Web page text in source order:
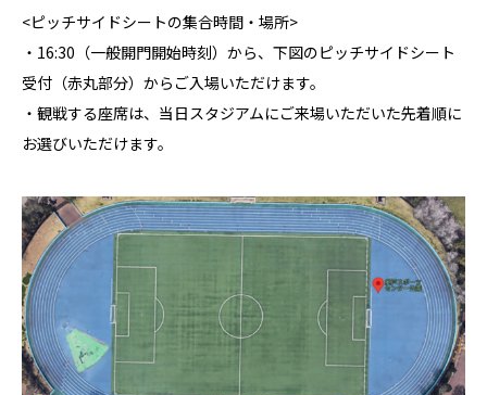
<ピッチサイドシートの集合時間・場所>
・16:30（一般開門開始時刻）から、下図のピッチサイドシート
受付（赤丸部分）からご入場いただけます。
・観戦する座席は、当日スタジアムにご来場いただいた先着順に
お選びいただけます。